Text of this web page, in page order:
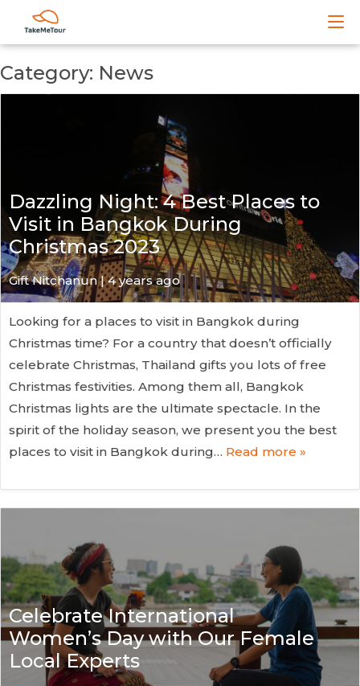
Category: News
Dazzling Night: 4 Best Places to
Visit in Bangkok During
Christmas 2023
Gift Nitchanun | 4 years ago
Looking for a places to visit in Bangkok during
Christmas time? For a country that doesn’t officially
celebrate Christmas, Thailand gifts you lots of free
Christmas festivities. Among them all, Bangkok
Christmas lights are the ultimate spectacle. In the
spirit of the holiday season, we present you the best
places to visit in Bangkok during… Read more »
Celebrate International
Women’s Day with Our Female
Local Experts